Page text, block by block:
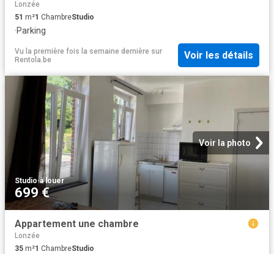
Lonzée
51 m²1 ChambreStudio
·Parking
Vu la première fois la semaine dernière sur
Rentola.be
Voir les détails
Voir la photo
Studio·à louer
699 €
Appartement une chambre
Lonzée
35 m²1 ChambreStudio